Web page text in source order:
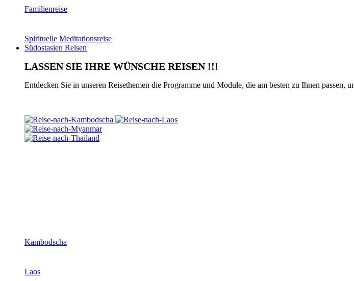
Familienreise
Spirituelle Meditationsreise
Südostasien Reisen
LASSEN SIE IHRE WÜNSCHE REISEN !!!
Entdecken Sie in unseren Reisethemen die Programme und Module, die am besten zu Ihnen passen,
Kambodscha
Laos